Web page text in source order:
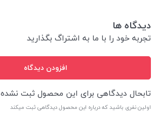
دیدگاه ها
تجربه خود را با ما به اشتراگ بگذارید
افزودن دیدگاه
تابحال دیدگاهی برای این محصول ثبت نشده
اولین نفری باشید که درباره این محصول دیدگاهی ثبت میکند